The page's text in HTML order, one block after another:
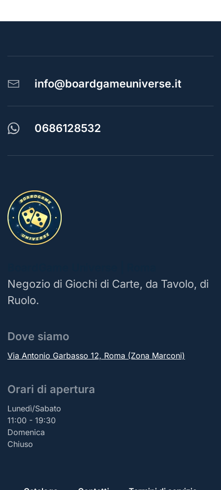
info@boardgameuniverse.it
0686128532
Negozio di Giochi di Carte, da Tavolo, di
Ruolo.
Dove siamo
Via Antonio Garbasso 12, Roma (Zona Marconi)
Orari di apertura
Lunedì/Sabato
11:00 - 19:30
Domenica
Chiuso